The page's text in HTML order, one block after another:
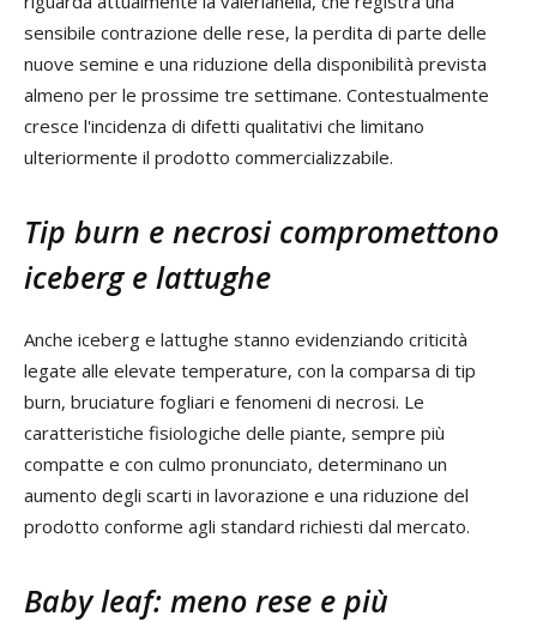
sensibile contrazione delle rese, la perdita di parte delle
nuove semine e una riduzione della disponibilità prevista
almeno per le prossime tre settimane. Contestualmente
cresce l'incidenza di difetti qualitativi che limitano
ulteriormente il prodotto commercializzabile.
Tip burn e necrosi compromettono
iceberg e lattughe
Anche iceberg e lattughe stanno evidenziando criticità
legate alle elevate temperature, con la comparsa di tip
burn, bruciature fogliari e fenomeni di necrosi. Le
caratteristiche fisiologiche delle piante, sempre più
compatte e con culmo pronunciato, determinano un
aumento degli scarti in lavorazione e una riduzione del
prodotto conforme agli standard richiesti dal mercato.
Baby leaf: meno rese e più